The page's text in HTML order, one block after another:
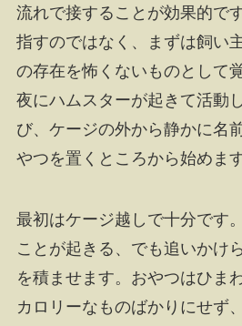
流れで接することが効果的で
指すのではなく、まずは飼い
の存在を怖くないものとして
夜にハムスターが起きて活動
び、ケージの外から静かに名
やつを置くところから始めます
最初はケージ越しで十分です
ことが起きる、でも追いかけ
を積ませます。おやつはひま
カロリーなものばかりにせず